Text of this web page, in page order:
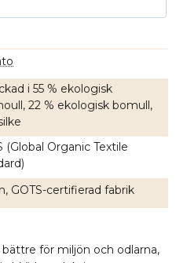
i 55 % ekologisk
22 % ekologisk bomull,
(Global Organic Textile
GOTS-certifierad fabrik
bättre för miljön och odlarna,